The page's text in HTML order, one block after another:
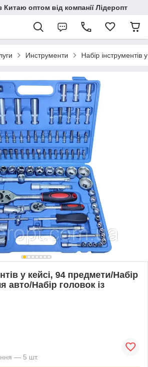
оптом від компанії Лідеропт
Инструменти Набір інструментів
у кейсі, 94 предмети/Набір
авто/Набір головок із
— 5 шт.